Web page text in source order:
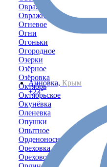
Анновка, Крым
+23°
Овражки
Овражное
Огневое
Огни
Огоньки
Огородное
Озерки
Озёрное
Озёровка
Октябрь
Октябрьское
Окунёвка
Оленевка
Опушки
Опытное
Орденоносное
Ореховка
Орехово